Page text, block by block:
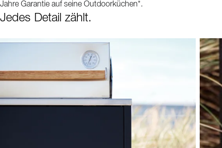
Jahre Garantie auf seine Outdoorküchen*.
Jedes Detail zählt.